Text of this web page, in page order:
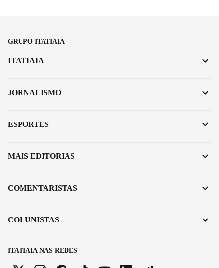
GRUPO ITATIAIA
ITATIAIA NAS REDES
ITATIAIA
JORNALISMO
ESPORTES
MAIS EDITORIAS
COMENTARISTAS
COLUNISTAS